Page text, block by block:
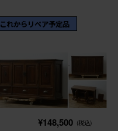
これからリペア予定品
¥148,500 (税込)